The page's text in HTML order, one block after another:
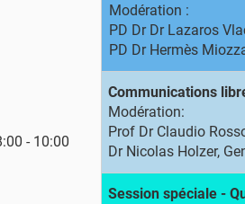
- 10:00
Modération :
PD Dr Dr Lazaros
PD Dr Hermès
Communications
Modération:
Prof Dr Claudio
Dr Nicolas Holzer,
Session spéciale -